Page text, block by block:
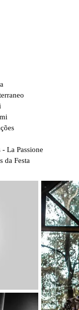
La Passione
da Festa